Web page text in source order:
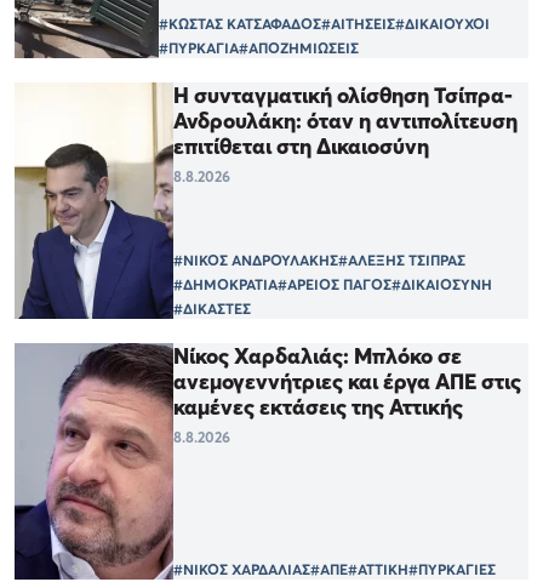
#ΚΩΣΤΑΣ ΚΑΤΣΑΦΑΔΟΣ#ΑΙΤΗΣΕΙΣ#ΔΙΚΑΙΟΥΧΟΙ
#ΠΥΡΚΑΓΙΑ#ΑΠΟΖΗΜΙΩΣΕΙΣ
Η συνταγματική ολίσθηση Τσίπρα-
Ανδρουλάκη: όταν η αντιπολίτευση
επιτίθεται στη Δικαιοσύνη
8.8.2026
#ΝΙΚΟΣ ΑΝΔΡΟΥΛΑΚΗΣ#ΑΛΕΞΗΣ ΤΣΙΠΡΑΣ
#ΔΗΜΟΚΡΑΤΙΑ#ΑΡΕΙΟΣ ΠΑΓΟΣ#ΔΙΚΑΙΟΣΥΝΗ
#ΔΙΚΑΣΤΕΣ
Νίκος Χαρδαλιάς: Μπλόκο σε
ανεμογεννήτριες και έργα ΑΠΕ στις
καμένες εκτάσεις της Αττικής
8.8.2026
#ΝΙΚΟΣ ΧΑΡΔΑΛΙΑΣ#ΑΠΕ#ΑΤΤΙΚΗ#ΠΥΡΚΑΓΙΕΣ